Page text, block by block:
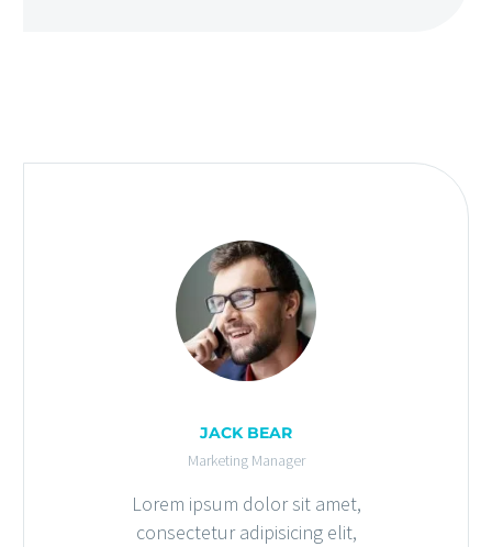
JACK BEAR
Marketing Manager
Lorem ipsum dolor sit amet,
consectetur adipisicing elit,